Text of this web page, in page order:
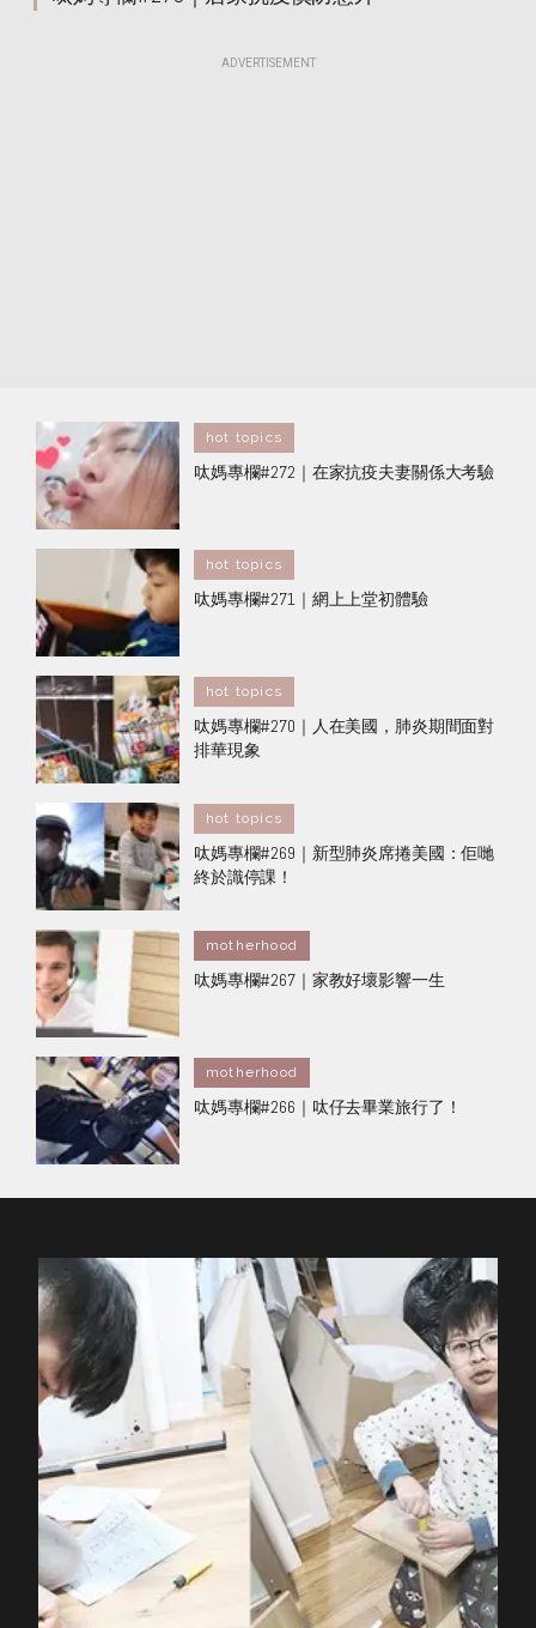
ADVERTISEMENT
hot topics
呔媽專欄#272｜在家抗疫夫妻關係大考驗
hot topics
呔媽專欄#271｜網上上堂初體驗
hot topics
呔媽專欄#270｜人在美國，肺炎期間面對
排華現象
hot topics
呔媽專欄#269｜新型肺炎席捲美國：佢哋
終於識停課！
motherhood
呔媽專欄#267｜家教好壞影響一生
motherhood
呔媽專欄#266｜呔仔去畢業旅行了！